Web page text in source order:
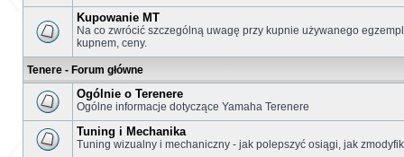
Kupowanie MT
Na co zwrócić szczególną uwagę przy kupnie używanego
kupnem, ceny.
Tenere - Forum główne
Ogólnie o Terenere
Ogólne informacje dotyczące Yamaha Terenere
Tuning i Mechanika
Tuning wizualny i mechaniczny - jak polepszyć osiągi, jak